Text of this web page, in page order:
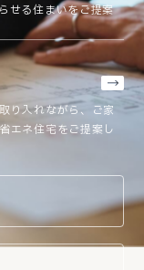
せる住まいをご提案
り入れながら、ご家
エネ住宅をご提案し